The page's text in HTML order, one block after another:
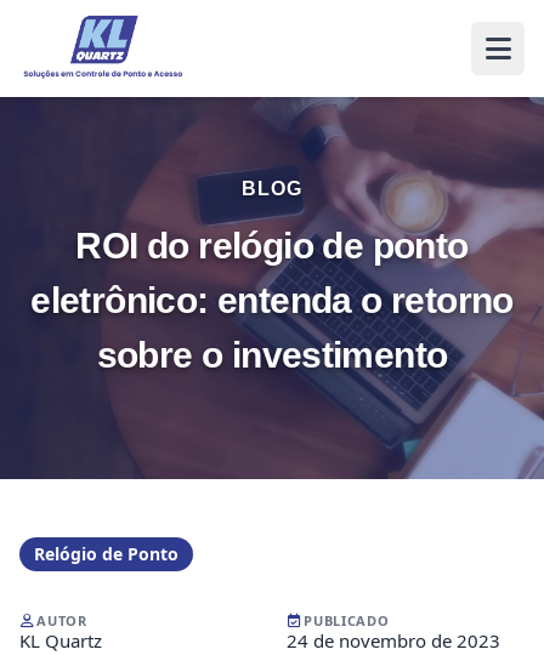
BLOG
ROI do relógio de ponto
eletrônico: entenda o retorno
sobre o investimento
Relógio de Ponto
AUTOR
KL Quartz
PUBLICADO
24 de novembro de 2023